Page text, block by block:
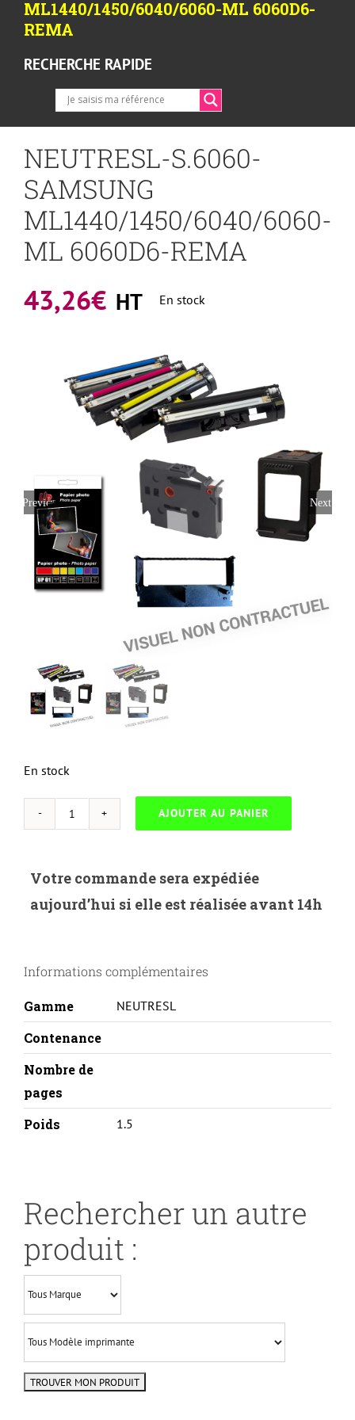
ML1440/1450/6040/6060-ML 6060D6-
REMA
RECHERCHE RAPIDE
NEUTRESL-S.6060-
SAMSUNG
ML1440/1450/6040/6060-
ML 6060D6-REMA
43,26€ HT En stock
Previous Next
En stock
quantité
S.6060-
SAMSUNG
6060D6-
AJOUTER AU PANIER
Votre commande sera expédiée
aujourd’hui si elle est réalisée avant 14h
Informations complémentaires
Gamme NEUTRESL
Contenance
Nombre de
pages
Poids
1.5
Rechercher un autre
produit :